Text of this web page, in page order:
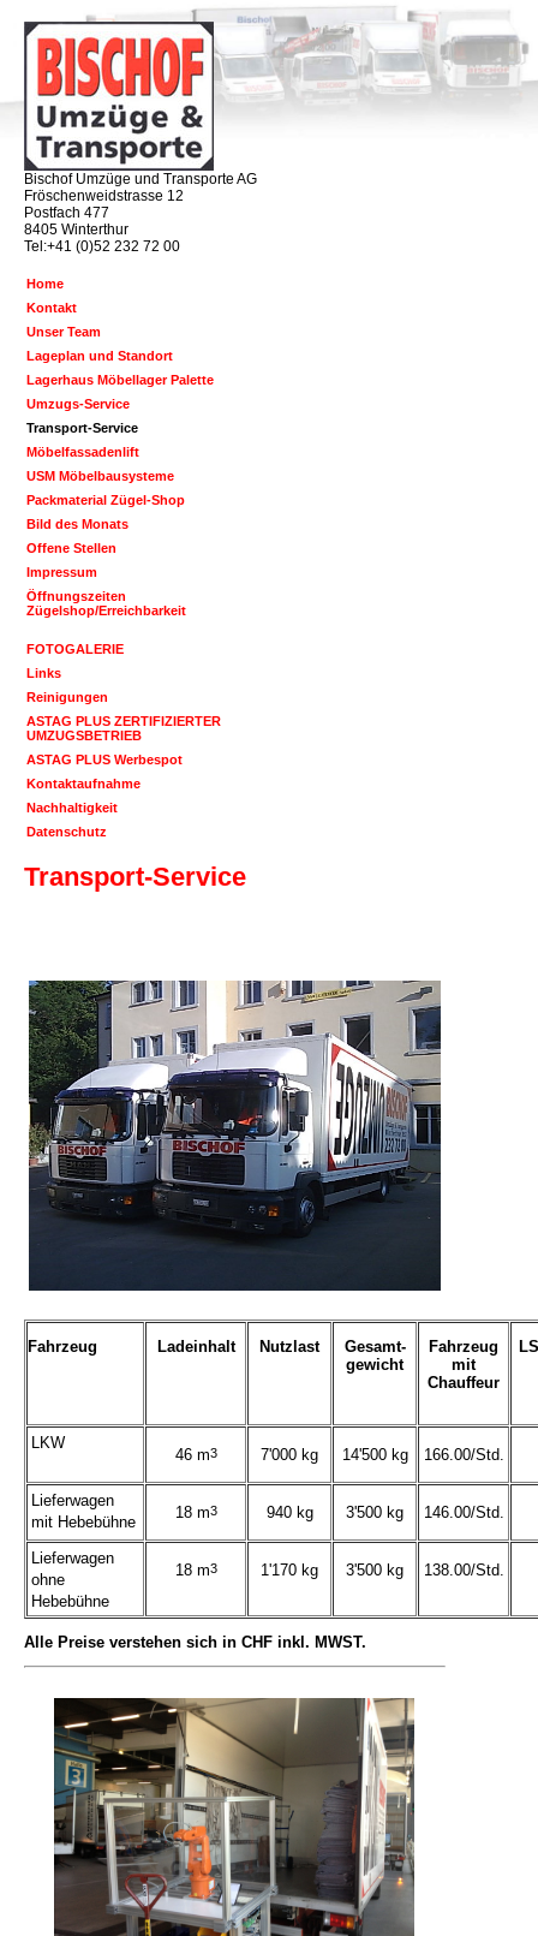
Bischof Umzüge und Transporte AG
Fröschenweidstrasse 12
Postfach 477
8405 Winterthur
Tel:+41 (0)52 232 72 00
Home
Kontakt
Unser Team
Lageplan und Standort
Lagerhaus Möbellager Palette
Umzugs-Service
Transport-Service
Möbelfassadenlift
USM Möbelbausysteme
Packmaterial Zügel-Shop
Bild des Monats
Offene Stellen
Impressum
Öffnungszeiten
Zügelshop/Erreichbarkeit
FOTOGALERIE
Links
Reinigungen
ASTAG PLUS ZERTIFIZIERTER
UMZUGSBETRIEB
ASTAG PLUS Werbespot
Kontaktaufnahme
Nachhaltigkeit
Datenschutz
Transport-Service
Fahrzeug Ladeinhalt Nutzlast
Gesamt-
gewicht
Fahrzeug
mit
Chauffeur
LKW
46 m3 7'000 kg 14'500 kg 166.00/Std.
Lieferwagen
mit Hebebühne
18 m3 940 kg 3'500 kg 146.00/Std.
Lieferwagen
ohne
Hebebühne
18 m3 1'170 kg 3'500 kg 138.00/Std.
Alle Preise verstehen sich in CHF inkl. MWST.